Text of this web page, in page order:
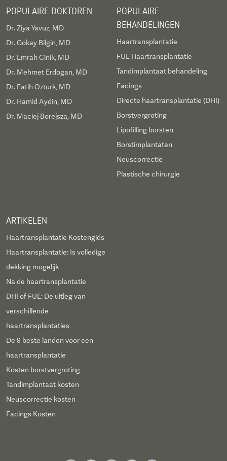
POPULAIRE DOKTOREN
Dr. Ziya Yavuz, MD
Dr. Gokay Bilgin, MD
Dr. Emrah Cinik, MD
Dr. Mehmet Erdogan, MD
Dr. Fatih Ozturk, MD
Dr. Hamid Aydin, MD
Dr. Maciej Borejsza, MD
POPULAIRE
BEHANDELINGEN
Haartransplantatie
FUE Haartransplantatie
Tandimplantaat behandeling
Facings
Directe haartransplantatie (DHI)
Borstvergroting
Lipofilling borsten
Borstimplantaten
Neuscorrectie
Plastische chirurgie
ARTIKELEN
Haartransplantatie Kostengids
Haartransplantatie: Is volledige
dekking mogelijk
Na de haartransplantatie
DHI of FUE: De uitleg van
verschillende
haartransplantaties
De 9 beste landen voor een
haartransplantatie
Kosten borstvergroting
Tandimplantaat kosten
Neuscorrectie kosten
Facings Kosten